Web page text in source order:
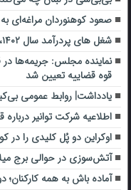
صعود کوهنوردان مراغه‌ای به قله ۲ هزار و ۵۰
شغل های پردرآمد سال ۱۴۰۲، خدمات و آموزش ماساژ در صدر!
نماینده مجلس: جریمه‌ها
قوه قضاییه تعیین شد
یادداشت| روابط عمومی
اطلاعیه شرکت توانیر درباره
اوکراین دو پُل کلیدی را در
آتش‌سوزی در حوالی برج
آماده‌ باش به همه